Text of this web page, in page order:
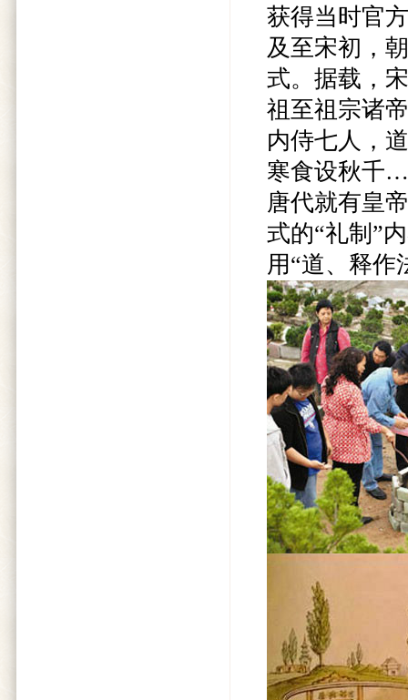
获得当时官
及至宋初，
式。据载，
祖至祖宗诸
内侍七人，
寒食设秋千
唐代就有皇
式的“礼制”
用“道、释作